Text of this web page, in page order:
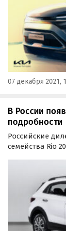
07 декабря 2021,
В России
подробности
Российские
семейства Rio